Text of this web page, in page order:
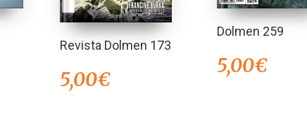
Revista Dolmen 173
5,00€
Dolmen 259
5,00€